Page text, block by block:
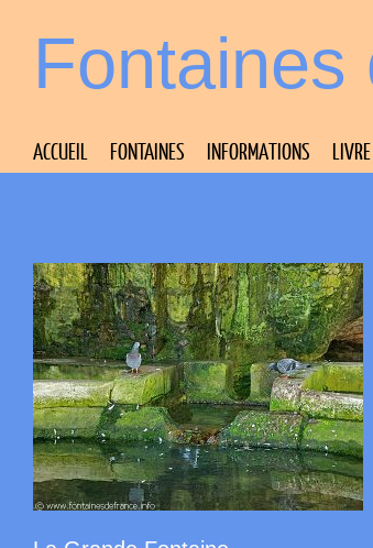
Fontaines
ACCUEIL FONTAINES INFORMATIONS LIVRE